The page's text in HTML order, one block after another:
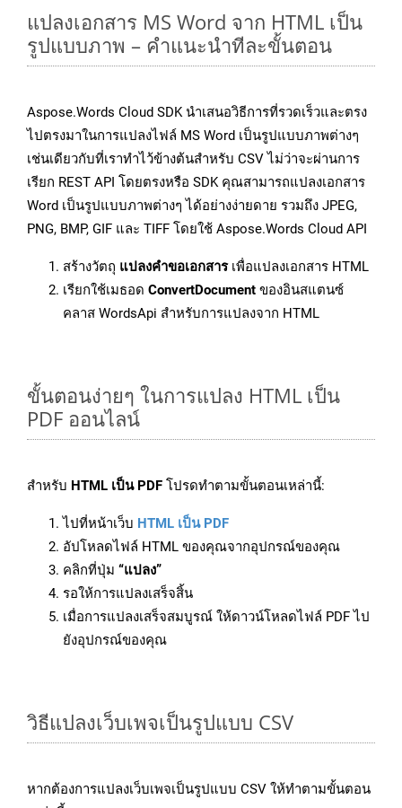
แปลงเอกสาร MS Word จาก HTML เป็น
รูปแบบภาพ – คำแนะนำทีละขั้นตอน
Aspose.Words Cloud SDK นำเสนอวิธีการที่รวดเร็วและตรง
ไปตรงมาในการแปลงไฟล์ MS Word เป็นรูปแบบภาพต่างๆ
เช่นเดียวกับที่เราทำไว้ข้างต้นสำหรับ CSV ไม่ว่าจะผ่านการ
เรียก REST API โดยตรงหรือ SDK คุณสามารถแปลงเอกสาร
Word เป็นรูปแบบภาพต่างๆ ได้อย่างง่ายดาย รวมถึง JPEG,
PNG, BMP, GIF และ TIFF โดยใช้ Aspose.Words Cloud API
สร้างวัตถุ แปลงคำขอเอกสารเพื่อแปลงเอกสาร HTML
เรียกใช้เมธอด ConvertDocument ของอินสแตนซ์
คลาส WordsApi สำหรับการแปลงจาก HTML
ขั้นตอนง่ายๆ ในการแปลง HTML เป็น
PDF ออนไลน์
สำหรับ HTML เป็น PDF โปรดทำตามขั้นตอนเหล่านี้:
ไปที่หน้าเว็บ HTML เป็น PDF
อัปโหลดไฟล์ HTML ของคุณจากอุปกรณ์ของคุณ
คลิกที่ปุ่ม “แปลง”
รอให้การแปลงเสร็จสิ้น
เมื่อการแปลงเสร็จสมบูรณ์ ให้ดาวน์โหลดไฟล์ PDF ไป
ยังอุปกรณ์ของคุณ
วิธีแปลงเว็บเพจเป็นรูปแบบ CSV
หากต้องการแปลงเว็บเพจเป็นรูปแบบ CSV ให้ทำตามขั้นตอน